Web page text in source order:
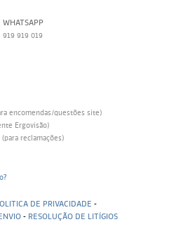
WHATSAPP
919 919 019
encomendas/questões site)
Ergovisão)
(para reclamações)
DE PRIVACIDADE -
- RESOLUÇÃO DE LITÍGIOS